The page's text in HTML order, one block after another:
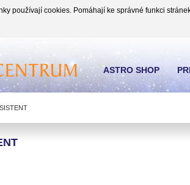
používají cookies. Pomáhají ke správné funkci
ASTRO SHOP